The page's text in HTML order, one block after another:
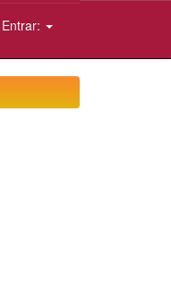
Entrar: